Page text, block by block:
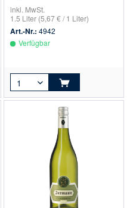
inkl. MwSt.
1.5 Liter (5,67 € / 1 Liter)
Art.-Nr.: 4942
Verfügbar